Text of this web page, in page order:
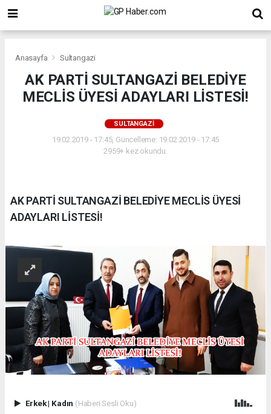
Anasayfa Sultangazi
AK PARTİ SULTANGAZİ BELEDİYE
MECLİS ÜYESİ ADAYLARI LİSTESİ!
SULTANGAZI
19.02.2019 - 17:45, Güncelleme: 19.02.2019 - 17:45
2959+ kez okundu.
AK PARTİ SULTANGAZİ BELEDİYE MECLİS ÜYESİ
ADAYLARI LİSTESİ!
Erkek| Kadın (Haberi Sesli Oku)